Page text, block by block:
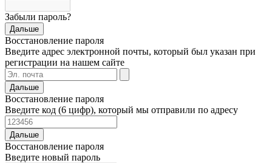
Забыли пароль?
Дальше
Восстановление пароля
Введите адрес электронной почты, который был указан при
регистрации на нашем сайте
Дальше
Восстановление пароля
Введите код (6 цифр), который мы отправили по адресу
Дальше
Восстановление пароля
Введите новый пароль